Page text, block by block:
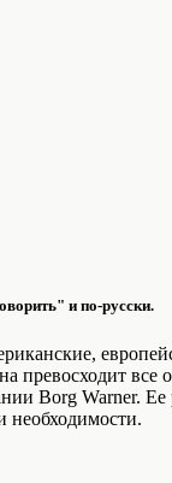
и по-русски.
Borg Warner.
необходимости.